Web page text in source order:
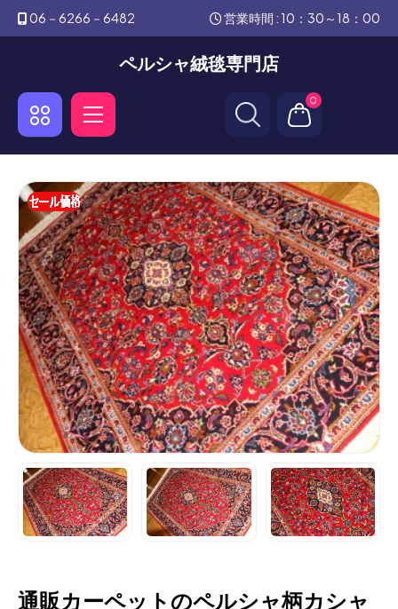
06－6266－6482 営業時間 : 10：30～18：00
ペルシャ絨毯専門店
0
通販カーペットのペルシャ柄カシャ